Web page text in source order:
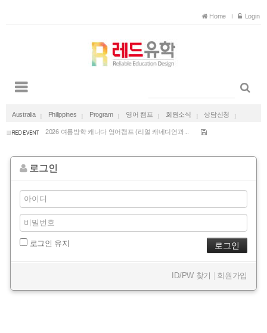
Home Login
Australia Philippines Program 영어 캠프 회원소식 상담신청
2027 겨울방학 다낭 가족캠프 한달살기 (국제학교...
2026 여름방학 캐나다 영어캠프 (리얼 캐네디언과...
2027 겨울방학 다낭 가족캠프 한달살기 (국제학교...
2026 여름방학 캐나다 영어캠프 (리얼 캐네디언과...
27년 겨울방학 방콕 국제학교 스쿨링 가족캠프
로그인
로그인 유지
ID/PW 찾기 회원가입